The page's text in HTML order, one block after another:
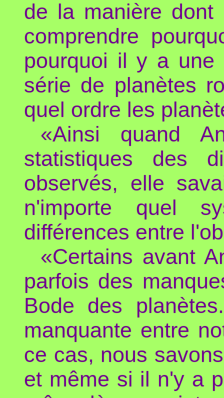
de la manière dont
comprendre
pourquoi il y a une
série de planètes
quel ordre les
«Ainsi quand
statistiques des
observés, elle
n'importe quel
différences entre
«Certains avant
parfois des
Bode des
manquante entre
ce cas, nous
et même si il n'y a